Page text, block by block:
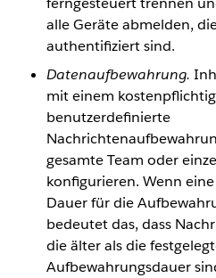
alle Geräte abmelden,
authentifiziert sind.
Datenaufbewahrung.
mit einem
benutzerdefinierte
gesamte Team oder
konfigurieren. Wenn
Dauer für die
bedeutet das, dass
die älter als die
Aufbewahrungsdauer